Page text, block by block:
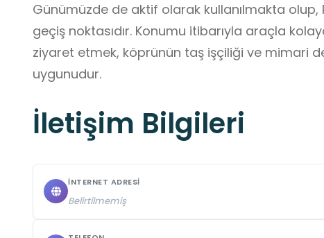
Günümüzde de aktif olarak kullanılmakta
geçiş noktasıdır. Konumu itibarıyla araçla
ziyaret etmek, köprünün taş işçiliği ve mimari
uygunudur.
İletişim Bilgileri
İNTERNET ADRESI
Belirtilmemiş